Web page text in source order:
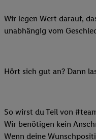
Wir legen Wert darauf,
unabhängig vom
Hört sich gut an? Dann
So wirst du Teil von
Wir benötigen kein
Wenn deine